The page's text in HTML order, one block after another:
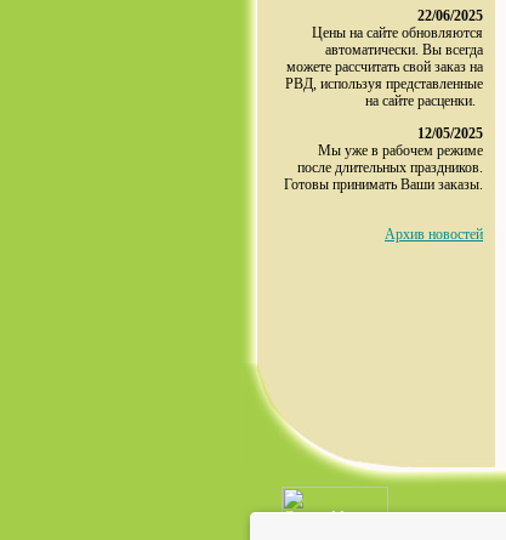
22/06/2025
Цены на сайте обновляются
автоматически. Вы всегда
можете рассчитать свой заказ на
РВД, используя представленные
на сайте расценки.
12/05/2025
Мы уже в рабочем режиме
после длительных праздников.
Готовы принимать Ваши заказы.
Архив новостей